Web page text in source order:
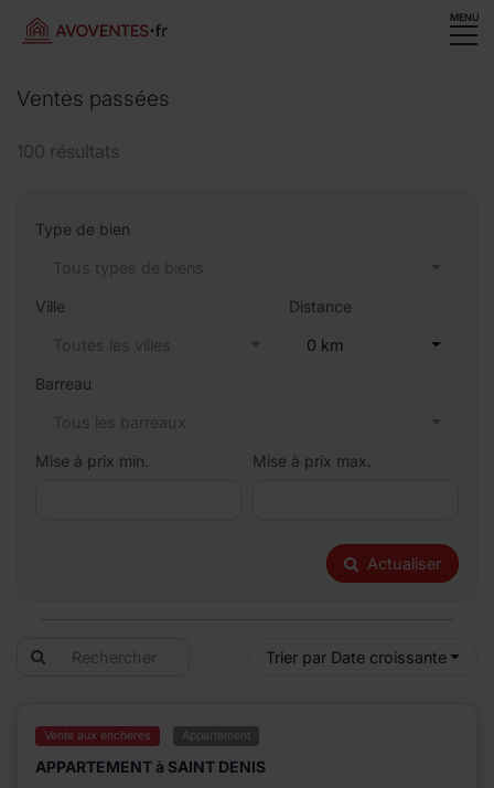
MENU
Ventes passées
100 résultats
Type de bien
Tous types de biens
Ville
Toutes les villes
Distance
0 km
Barreau
Tous les barreaux
Mise à prix min. Mise à prix max.
Actualiser
Trier par Date croissante
Vente aux enchères Appartement
APPARTEMENT à SAINT DENIS